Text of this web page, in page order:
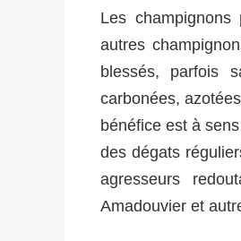
Les
autres
blessés, parfois
carbonées,
bénéfice est à
des dégats
agresseurs
Amadouvier et